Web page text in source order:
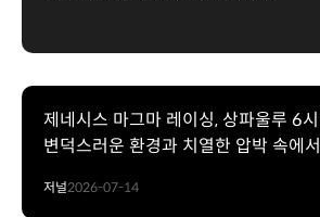
제네시스 마그마 레이싱, 상파울루 6
변덕스러운 환경과 치열한 압박 속에
저널2026-07-14